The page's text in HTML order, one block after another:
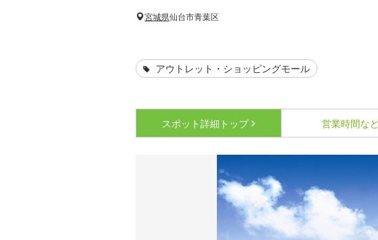
宮城県仙台市青葉区
アウトレット・ショッピングモール
スポット詳細 トップ 営業時間な